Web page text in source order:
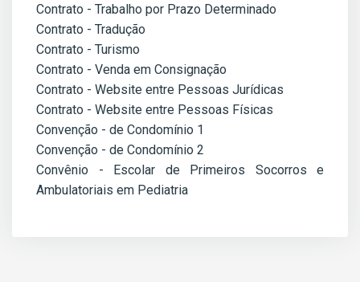
Contrato - Trabalho por Prazo Determinado
Contrato - Tradução
Contrato - Turismo
Contrato - Venda em Consignação
Contrato - Website entre Pessoas Jurídicas
Contrato - Website entre Pessoas Físicas
Convenção - de Condomínio 1
Convenção - de Condomínio 2
Convênio - Escolar de Primeiros Socorros e
Ambulatoriais em Pediatria